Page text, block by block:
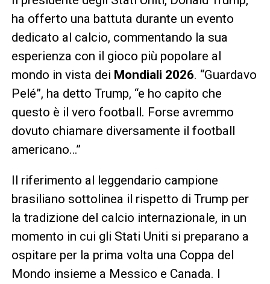
ha offerto una battuta durante un evento
dedicato al calcio, commentando la sua
esperienza con il gioco più popolare al
mondo in vista dei Mondiali 2026. “Guardavo
Pelé”, ha detto Trump, “e ho capito che
questo è il vero football. Forse avremmo
dovuto chiamare diversamente il football
americano…”
Il riferimento al leggendario campione
brasiliano sottolinea il rispetto di Trump per
la tradizione del calcio internazionale, in un
momento in cui gli Stati Uniti si preparano a
ospitare per la prima volta una Coppa del
Mondo insieme a Messico e Canada. I